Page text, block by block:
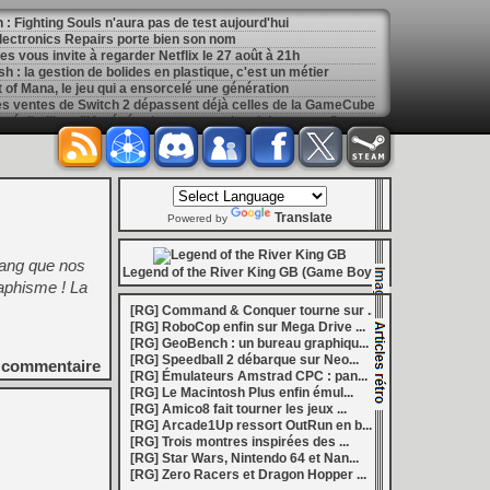
: Fighting Souls n'aura pas de test aujourd'hui
Repairs porte bien son nom
vous invite à regarder Netflix le 27 août à 21h
: la gestion de bolides en plastique, c'est un métier
Mana, le jeu qui a ensorcelé une génération
ventes de Switch 2 dépassent déjà celles de la GameCube
[
GK] Kingdom Hearts : accusé d'utiliser l'IA générative sur son visuel de promo, Square Enix invoque « l'erreur humaine »
de Halo : Campaign Evolved
[
GK] Inspiré par System Shock 2 et Doom 3, le FPS DERELIKT veut vous foutre la trouille à la fin 2026
l’affichage emblématique de la Game Boy
Éclatants » arriveront sur Switch 2 en octobre
: après un accueil mitigé, Game Freak va revoir sa copie
Champions Tactics, le jeu NFT ferme ses portes
: l'hymne ultime à la solitude a déjà quarante ans
le maintien des jeux physiques pour les joueurs
27 veut apporter du sang neuf avec le mode The Grounds
médiéval à petit prix pour la rentrée
des Zelda de la Game Boy arrivera à la rentrée 2026
Vault arrive sur le marché en 1.0
Hunter Wilds avec un prologue gratuit
[
GK] Mémoire cash - Retour sur Hybrid Heaven, l'étrange exclusivité Konami de la Nintendo 64
[
GK] Nouvelle grève à Quantic Dream (Detroit : Become Human) contre les 115 licenciements
[
GK] Mafia The Old Country : l'extension « Homme d'honneur » se dévoile avant sa sortie
Boy disponibles sur le Nintendo Switch Online
Dead : Streets of Survival tient sa date de sortie
[
GK] C'est officiel, Electronic Arts devient la propriété de l'Arabie saoudite et quitte le marché boursier
la 1.0, Amplitude bourre les nouvelles factions
que nos
! La
commentaire
Powered by Translate
Legend of the River King GB (Game Boy)
[RG] Command & Conquer tourne sur ...
[RG] RoboCop enfin sur Mega Drive ...
[RG] GeoBench : un bureau graphiqu...
[RG] Speedball 2 débarque sur Neo...
[RG] Émulateurs Amstrad CPC : pan...
[RG] Le Macintosh Plus enfin émul...
[RG] Amico8 fait tourner les jeux ...
[RG] Arcade1Up ressort OutRun en b...
[RG] Trois montres inspirées des ...
[RG] Star Wars, Nintendo 64 et Nan...
[RG] Zero Racers et Dragon Hopper ...